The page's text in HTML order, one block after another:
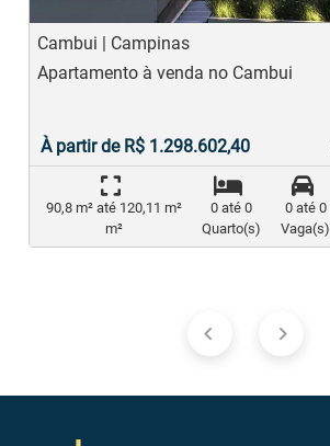
Cambui | Campinas
Apartamento à venda no Cambui
À partir de R$ 1.298.602,40
90,8 m² até 120,11 m²
m²
0 até 0
Quarto(s)
0 até 0
Vaga(s)